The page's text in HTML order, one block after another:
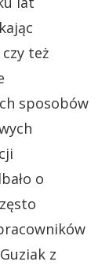
też
sposobów
o
z